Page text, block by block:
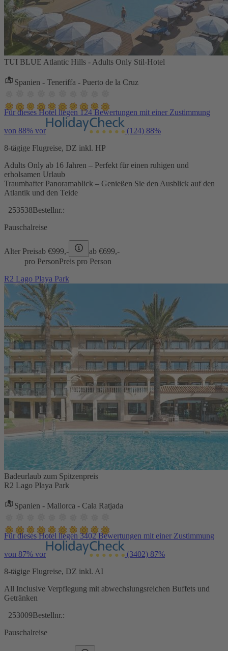
TUI BLUE Atlantic Hills - Adults Only Stil-Hotel
Spanien - Teneriffa - Puerto de la Cruz
Für dieses Hotel liegen 124 Bewertungen mit einer Zustimmung
von 88% vor (124) 88%
8-tägige Flugreise, DZ inkl. HP
Adults Only ab 16 Jahren – Perfekt für einen ruhigen und
erholsamen Urlaub
Traumhafter Panoramablick – Genießen Sie den Ausblick auf den
Atlantik und den Teide
253538Bestellnr.:
Pauschalreise
Alter Preisab €999,- ab €699,-
pro PersonPreis pro Person
R2 Lago Playa Park
Badeurlaub zum Spitzenpreis
R2 Lago Playa Park
Spanien - Mallorca - Cala Ratjada
Für dieses Hotel liegen 3402 Bewertungen mit einer Zustimmung
von 87% vor (3402) 87%
8-tägige Flugreise, DZ inkl. AI
All Inclusive Verpflegung mit abwechslungsreichen Buffets und
Getränken
253009Bestellnr.:
Pauschalreise